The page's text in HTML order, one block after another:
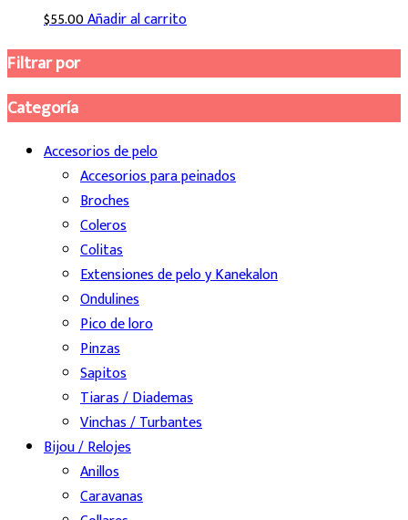
$55.00Añadir al carrito
Filtrar por
Categoría
Accesorios de pelo
Accesorios para peinados
Broches
Coleros
Colitas
Extensiones de pelo y Kanekalon
Ondulines
Pico de loro
Pinzas
Sapitos
Tiaras / Diademas
Vinchas / Turbantes
Bijou / Relojes
Anillos
Caravanas